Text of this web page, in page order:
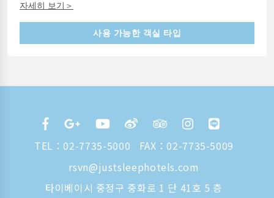
자세히 보기＞
사용 가능한 객실 타입
TEL： 02-7735-5000
FAX：02-7735-5009
rsvn@justsleephotels.com
타이베이시 중정구 중화로 1 단 41호 5 층